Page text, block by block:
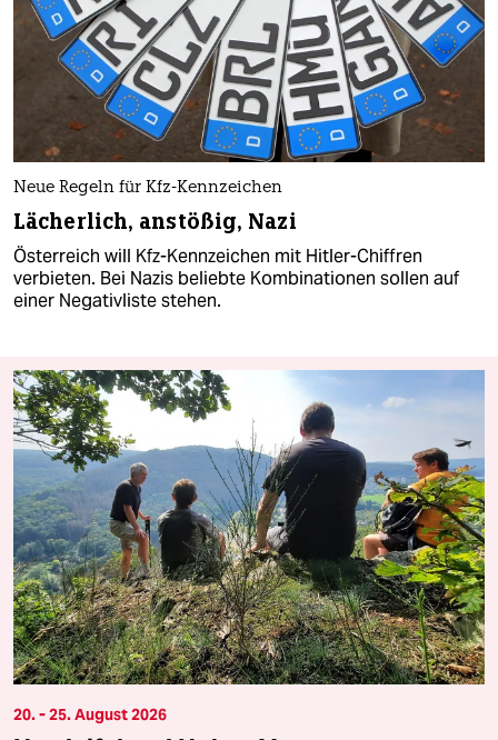
Neue Regeln für Kfz-Kennzeichen
Lächerlich, anstößig, Nazi
Österreich will Kfz-Kennzeichen mit Hitler-Chiffren
verbieten. Bei Nazis beliebte Kombinationen sollen auf
einer Negativliste stehen.
20. - 25. August 2026